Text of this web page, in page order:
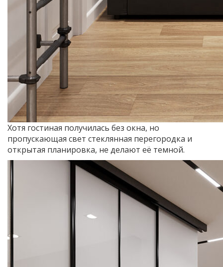
Хотя гостиная получилась без окна, но
пропускающая свет стеклянная перегородка и
открытая планировка, не делают её темной.